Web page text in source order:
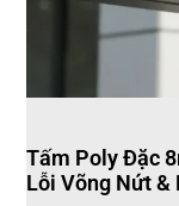
Tấm Poly Đặc
Lỗi Võng Nứt &